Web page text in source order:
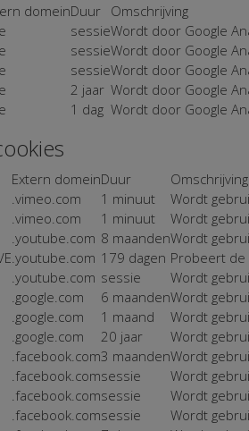
domeinDuur Omschrijving
sessieWordt door Google
sessieWordt door Google
sessieWordt door Google
2 jaar Wordt door Google
1 dag Wordt door Google
Extern domeinDuur
Omschrijving
.vimeo.com 1 minuut
Wordt
.vimeo.com 1 minuut
Wordt
.youtube.com 8 maandenWordt
.youtube.com 179 dagen Probeert de
.youtube.com sessie
Wordt
.google.com 6 maandenWordt
.google.com 1 maand
Wordt
.google.com 20 jaar
Wordt
.facebook.com3 maandenWordt
.facebook.comsessie
Wordt
.facebook.comsessie
Wordt
.facebook.comsessie
Wordt